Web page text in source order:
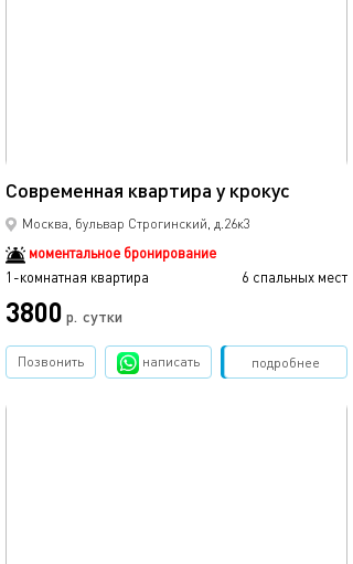
Современная квартира у крокус
Москва, бульвар Строгинский, д.26к3
моментальное бронирование
1-комнатная квартира
6 спальных мест
3800 р. сутки
подробнее
Позвонить написать Забронировать